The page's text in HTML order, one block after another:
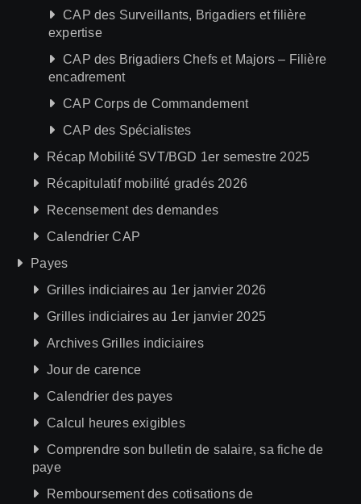
CAP des Surveillants, Brigadiers et filière
expertise
CAP des Brigadiers Chefs et Majors – Filière
encadrement
CAP Corps de Commandement
CAP des Spécialistes
Récap Mobilité SVT/BGD 1er semestre 2025
Récapitulatif mobilité gradés 2026
Recensement des demandes
Calendrier CAP
Payes
Grilles indiciaires au 1er janvier 2026
Grilles indiciaires au 1er janvier 2025
Archives Grilles indiciaires
Jour de carence
Calendrier des payes
Calcul heures exigibles
Comprendre son bulletin de salaire, sa fiche de
paye
Remboursement des cotisations de